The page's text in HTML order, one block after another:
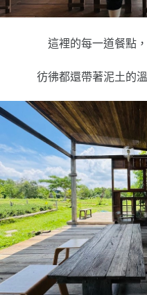
這裡的每一道餐點
彷彿都還帶著泥土的